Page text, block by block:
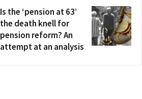
Is the ‘pension at 63’
the death knell for
pension reform? An
attempt at an analysis